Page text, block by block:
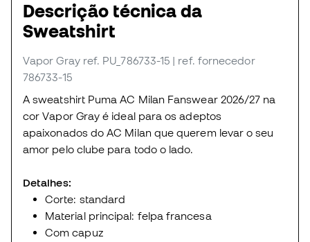
Descrição técnica da
Sweatshirt
Vapor Gray ref. PU_786733-15 | ref. fornecedor
786733-15
A sweatshirt Puma AC Milan Fanswear 2026/27 na
cor Vapor Gray é ideal para os adeptos
apaixonados do AC Milan que querem levar o seu
amor pelo clube para todo o lado.
Detalhes:
Corte: standard
Material principal: felpa francesa
Com capuz